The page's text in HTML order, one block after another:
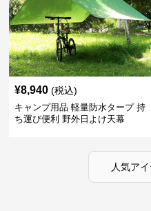
¥8,940 (税込)
キャンプ用品 軽量防水タープ 持
ち運び便利 野外日よけ天幕
人気ア